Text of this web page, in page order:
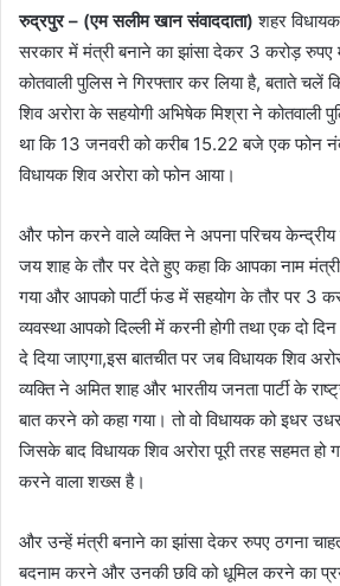
रुद्रपुर – (एम सलीम खान संवाददाता) शहर
सरकार में मंत्री बनाने का झांसा देकर 3 करोड़ रुपए
कोतवाली पुलिस ने गिरफ्तार कर लिया है, बताते चलें
शिव अरोरा के सहयोगी अभिषेक मिश्रा ने कोतवाली
था कि 13 जनवरी को करीब 15.22 बजे एक
विधायक शिव अरोरा को फोन आया।
और फोन करने वाले व्यक्ति ने अपना परिचय
जय शाह के तौर पर देते हुए कहा कि आपका नाम
गया और आपको पार्टी फंड में सहयोग के तौर पर 3
व्यवस्था आपको दिल्ली में करनी होगी तथा एक दो
दे दिया जाएगा,इस बातचीत पर जब विधायक शिव
व्यक्ति ने अमित शाह और भारतीय जनता पार्टी के
बात करने को कहा गया। तो वो विधायक को इधर
जिसके बाद विधायक शिव अरोरा पूरी तरह सहमत हो
करने वाला शख्स है।
और उन्हें मंत्री बनाने का झांसा देकर रुपए ठगना
बदनाम करने और उनकी छवि को धूमिल करने का